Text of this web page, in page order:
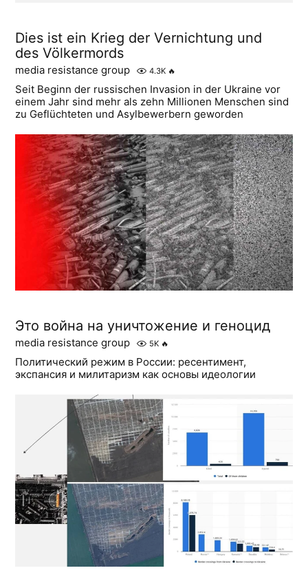
Dies ist ein Krieg der Vernichtung und
des Völkermords
media resistance group 4.3K 🔥
Seit Beginn der russischen Invasion in der Ukraine vor
einem Jahr sind mehr als zehn Millionen Menschen sind
zu Geflüchteten und Asylbewerbern geworden
Это война на уничтожение и геноцид
media resistance group 5K 🔥
Политический режим в России: ресентимент,
экспансия и милитаризм как основы идеологии